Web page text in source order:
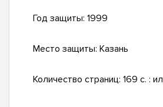
Год защиты: 1999
Место защиты: Казань
Количество страниц: 169 с. :